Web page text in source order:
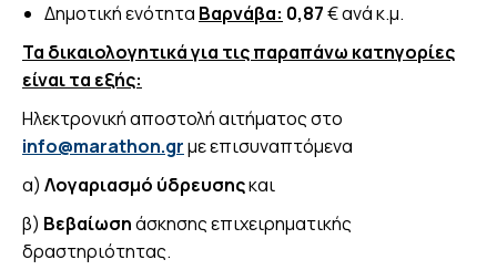
Δημοτική ενότητα Βαρνάβα: 0,87€ ανά κ.μ.
Τα δικαιολογητικά για τις παραπάνω κατηγορίες
είναι τα εξής:
Ηλεκτρονική αποστολή αιτήματος στο
info@marathon.grμε επισυναπτόμενα
α) Λογαριασμό ύδρευσηςκαι
β) Βεβαίωσηάσκησης επιχειρηματικής
δραστηριότητας.